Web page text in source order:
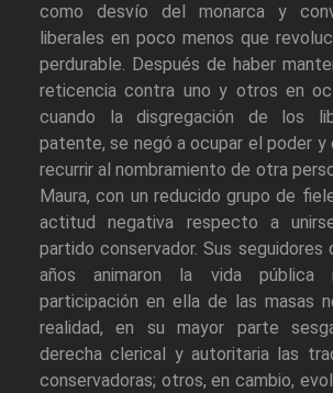
como desvío del monarca y
liberales en poco menos que
perdurable. Después de haber
reticencia contra uno y otros en
cuando la disgregación de los
patente, se negó a ocupar el poder y
recurrir al nombramiento de otra
Maura, con un reducido grupo de
actitud negativa respecto a
partido conservador. Sus seguidores
años animaron la vida pública
participación en ella de las masas
realidad, en su mayor parte
derecha clerical y autoritaria las
conservadoras; otros, en cambio,